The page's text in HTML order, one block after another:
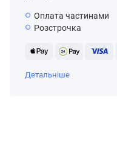
Оплата частинами
Розстрочка
Детальніше